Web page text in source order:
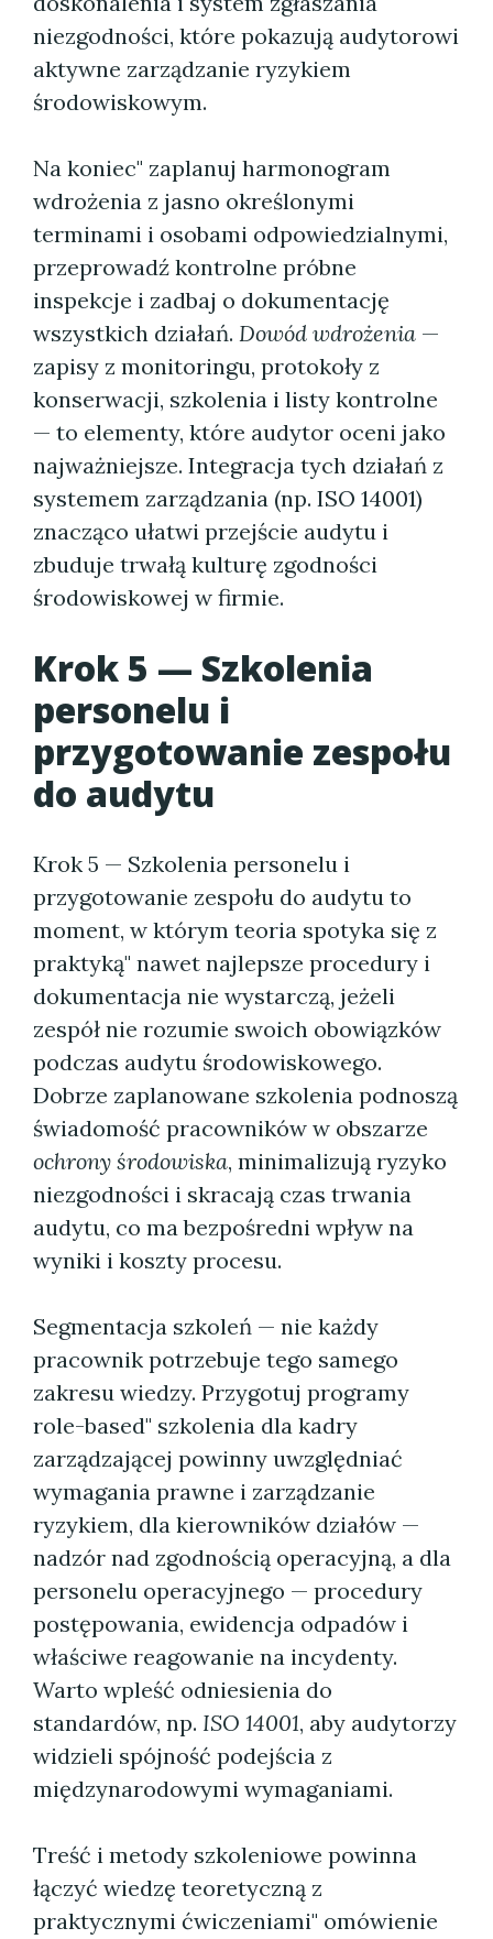
niezgodności, które pokazują audytorowi
aktywne zarządzanie ryzykiem
środowiskowym.
Na koniec" zaplanuj harmonogram
wdrożenia z jasno określonymi
terminami i osobami odpowiedzialnymi,
przeprowadź kontrolne próbne
inspekcje i zadbaj o dokumentację
wszystkich działań. Dowód wdrożenia —
zapisy z monitoringu, protokoły z
konserwacji, szkolenia i listy kontrolne
— to elementy, które audytor oceni jako
najważniejsze. Integracja tych działań z
systemem zarządzania (np. ISO 14001)
znacząco ułatwi przejście audytu i
zbuduje trwałą kulturę zgodności
środowiskowej w firmie.
Krok 5 — Szkolenia
personelu i
przygotowanie zespołu
do audytu
Krok 5 — Szkolenia personelu i
przygotowanie zespołu do audytu to
moment, w którym teoria spotyka się z
praktyką" nawet najlepsze procedury i
dokumentacja nie wystarczą, jeżeli
zespół nie rozumie swoich obowiązków
podczas audytu środowiskowego.
Dobrze zaplanowane szkolenia podnoszą
świadomość pracowników w obszarze
ochrony środowiska, minimalizują ryzyko
niezgodności i skracają czas trwania
audytu, co ma bezpośredni wpływ na
wyniki i koszty procesu.
Segmentacja szkoleń — nie każdy
pracownik potrzebuje tego samego
zakresu wiedzy. Przygotuj programy
role-based" szkolenia dla kadry
zarządzającej powinny uwzględniać
wymagania prawne i zarządzanie
ryzykiem, dla kierowników działów —
nadzór nad zgodnością operacyjną, a dla
personelu operacyjnego — procedury
postępowania, ewidencja odpadów i
właściwe reagowanie na incydenty.
Warto wpleść odniesienia do
standardów, np. ISO 14001, aby audytorzy
widzieli spójność podejścia z
międzynarodowymi wymaganiami.
Treść i metody szkoleniowe powinna
łączyć wiedzę teoretyczną z
praktycznymi ćwiczeniami" omówienie